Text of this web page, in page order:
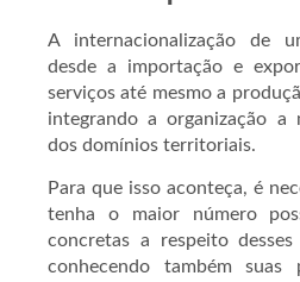
A internacionalização de
desde a importação e
serviços até mesmo a
integrando a organização a
dos domínios territoriais.
Para que isso aconteça, é
tenha o maior número
concretas a respeito
conhecendo também suas